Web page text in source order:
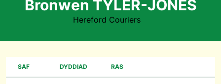
Bronwen TYLER-JONES
Hereford Couriers
SAF DYDDIAD RAS